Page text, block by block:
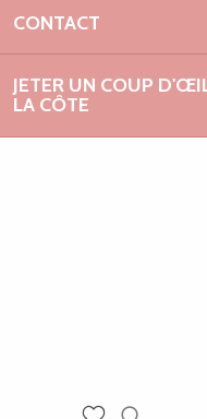
CONTACT
JETER UN COUP
LA CÔTE
!
Tourisme me
années de faire
joaillière auprès
des habitants de
mes créations
internet, leurs
sociaux et bien
ce biais que plein